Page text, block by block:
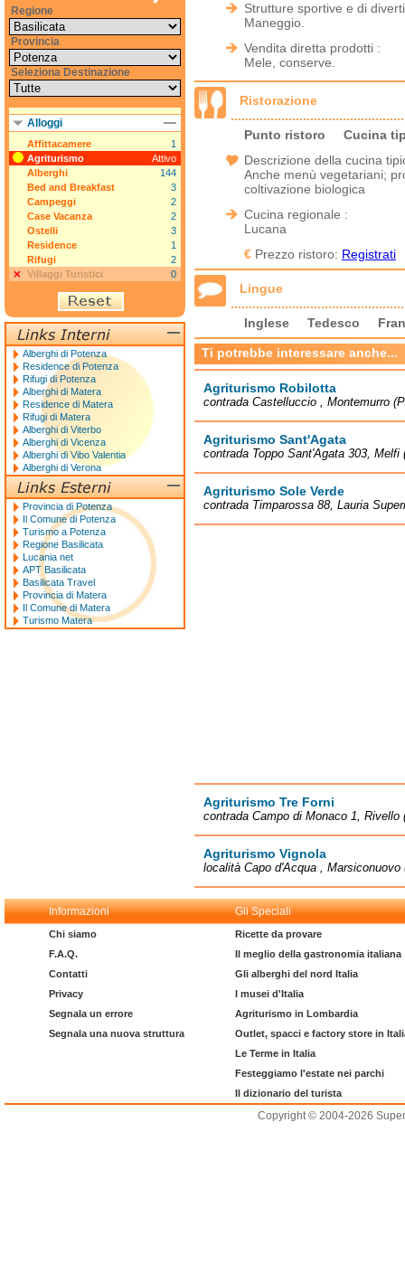
Strutture sportive e di
Maneggio.
Vendita diretta prodotti :
Mele, conserve.
Ristorazione
Punto ristoro
Cucina
Descrizione della cucina
Anche menù vegetariani;
coltivazione biologica
Cucina regionale :
Lucana
€ Prezzo ristoro: Registrati
Lingue
Inglese Tedesco
Ti potrebbe interessare anche...
Agriturismo Robilotta
contrada Castelluccio , Montemurro
Agriturismo Sant'Agata
contrada Toppo Sant'Agata 303, Melfi
Agriturismo Sole Verde
contrada Timparossa 88, Lauria
Agriturismo Tre Forni
contrada Campo di Monaco 1, Rivello
Agriturismo Vignola
località Capo d'Acqua , Marsiconuovo
Regione
Provincia
Seleziona Destinazione
Alloggi
Affittacamere
1
Agriturismo
Attivo
Alberghi
144
Bed and Breakfast
3
Campeggi
2
Case Vacanza
2
Ostelli
3
Residence
1
Rifugi
2
Villaggi Turistici
0
Alberghi di Potenza
Residence di Potenza
Rifugi di Potenza
Alberghi di Matera
Residence di Matera
Rifugi di Matera
Alberghi di Viterbo
Alberghi di Vicenza
Alberghi di Vibo Valentia
Alberghi di Verona
Provincia di Potenza
Il Comune di Potenza
Turismo a Potenza
Regione Basilicata
Lucania net
APT Basilicata
Basilicata Travel
Provincia di Matera
Il Comune di Matera
Turismo Matera
Informazioni Gli Speciali
Chi siamo
F.A.Q.
Contatti
Privacy
Segnala un errore
Segnala una nuova struttura
Ricette da provare
Il meglio della gastronomia italiana
Gli alberghi del nord Italia
I musei d'Italia
Agriturismo in Lombardia
Outlet, spacci e factory store in
Le Terme in Italia
Festeggiamo l'estate nei parchi
Il dizionario del turista
Copyright © 2004-2026